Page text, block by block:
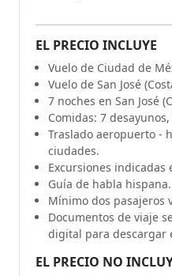
EL PRECIO INCLUYE
Vuelo de Ciudad de
Vuelo de San José
7 noches en San José
Comidas: 7
Traslado aeropuerto -
ciudades.
Excursiones indicadas
Guía de habla hispana.
Mínimo dos pasajeros
Documentos de viaje
digital para descargar
EL PRECIO NO